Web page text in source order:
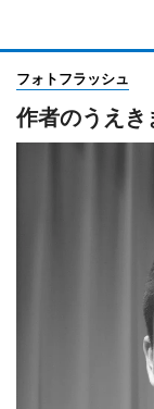
フォトフラッシュ
作者のうえき